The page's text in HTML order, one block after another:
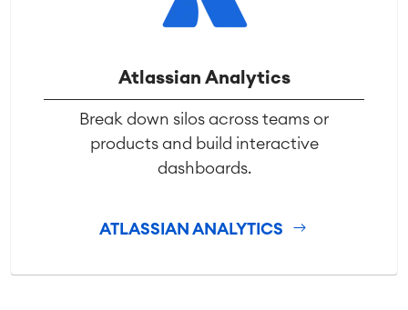
Atlassian Analytics
Break down silos across teams or
products and build interactive
dashboards.
ATLASSIAN ANALYTICS